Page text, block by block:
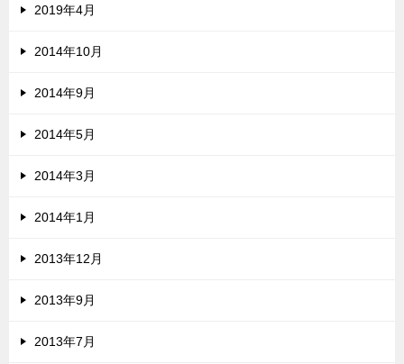
2019年4月
2014年10月
2014年9月
2014年5月
2014年3月
2014年1月
2013年12月
2013年9月
2013年7月